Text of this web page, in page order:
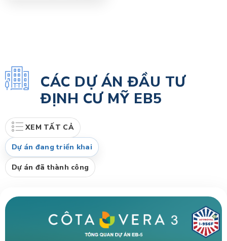
CÁC DỰ ÁN ĐẦU TƯ
ĐỊNH CƯ MỸ EB5
Dự án đang triển khai
Dự án đã thành công
XEM TẤT CẢ